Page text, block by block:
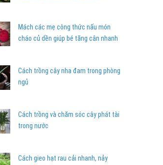
Mách các mẹ công thức nấu món
cháo củ dền giúp bé tăng cân nhanh
Cách trồng cây nha đam trong phòng
ngủ
Cách trồng và chăm sóc cây phát tài
trong nước
Cách gieo hạt rau cải nhanh, nảy